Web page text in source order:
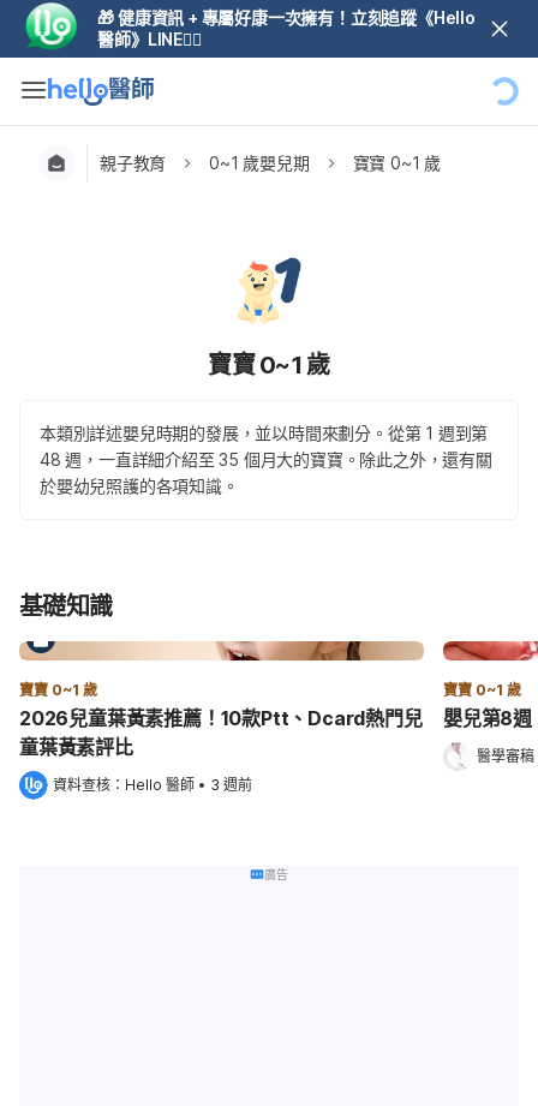
🎁 健康資訊 + 專屬好康一次擁有！立刻追蹤《Hello
醫師》LINE👆🏼
親子教育 0~1 歲嬰兒期 寶寶 0~1 歲
寶寶 0~1 歲
本類別詳述嬰兒時期的發展，並以時間來劃分。從第 1 週到第
48 週，一直詳細介紹至 35 個月大的寶寶。除此之外，還有關
於嬰幼兒照護的各項知識。
基礎知識
寶寶 0~1 歲
2026兒童葉黃素推薦！10款Ptt、Dcard熱門兒
童葉黃素評比
資料查核： Hello 醫師 • 3 週前
寶寶 0~1 歲
嬰兒第8週
醫學審稿
廣告